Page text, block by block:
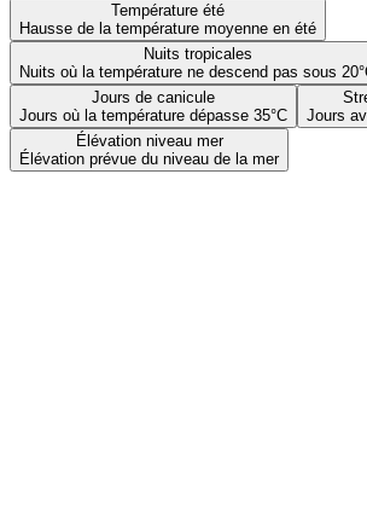
Température été
Hausse de la température moyenne en été
Nuits tropicales
Nuits où la température ne descend pas sous
Jours de canicule
Jours où la température dépasse 35°C
Jours
Élévation niveau mer
Élévation prévue du niveau de la mer